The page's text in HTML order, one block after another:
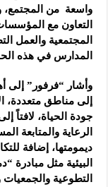
واسعة من
التعاون مع
المجتمعية والعمل
المدارس في هذه
وأشار “فرفور” إلى
إلى مناطق متعددة،
جودة الحياة، لافتاً
الرعاية والمتابعة
ديمومتها، إضافة
البيئية مثل
التطوعية